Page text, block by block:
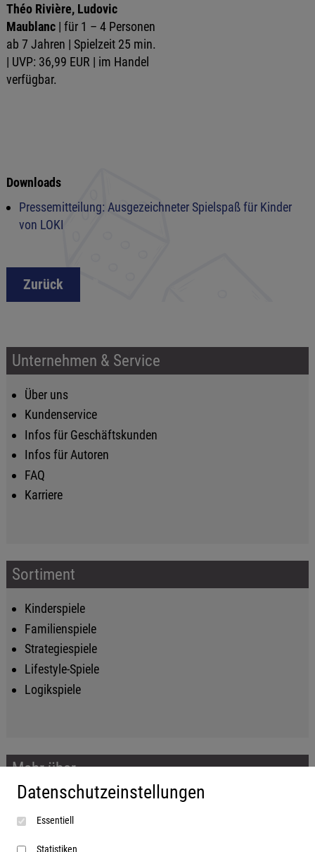
Théo Rivière, Ludovic
Maublanc| für 1 – 4 Personen
ab 7 Jahren | Spielzeit 25 min.
| UVP: 36,99 EUR | im Handel
verfügbar.
Downloads
Pressemitteilung: Ausgezeichneter Spielspaß für Kinder
von LOKI
Zurück
Unternehmen & Service
Über uns
Kundenservice
Infos für Geschäftskunden
Infos für Autoren
FAQ
Karriere
Sortiment
Kinderspiele
Familienspiele
Strategiespiele
Lifestyle-Spiele
Logikspiele
Mehr über...
Impressum
AGB
Datenschutzerklärung
Datenschutzeinstellungen
Essentiell
Statistiken